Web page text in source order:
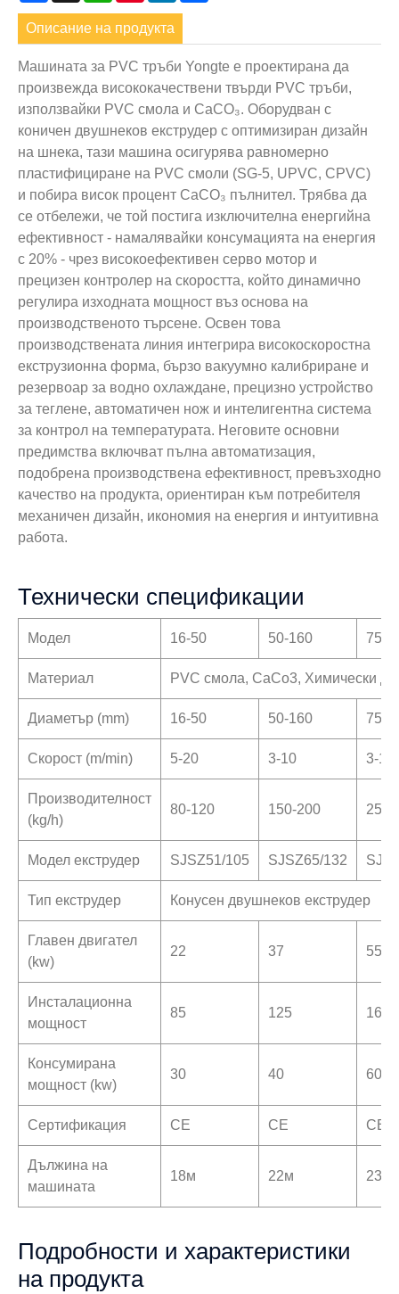
Описание на продукта
Машината за PVC тръби Yongte е проектирана да
произвежда висококачествени твърди PVC тръби,
използвайки PVC смола и CaCO₃. Оборудван с
коничен двушнеков екструдер с оптимизиран дизайн
на шнека, тази машина осигурява равномерно
пластифициране на PVC смоли (SG-5, UPVC, CPVC)
и побира висок процент CaCO₃ пълнител. Трябва да
се отбележи, че той постига изключителна енергийна
ефективност - намалявайки консумацията на енергия
с 20% - чрез високоефективен серво мотор и
прецизен контролер на скоростта, който динамично
регулира изходната мощност въз основа на
производственото търсене. Освен това
производствената линия интегрира високоскоростна
екструзионна форма, бързо вакуумно калибриране и
резервоар за водно охлаждане, прецизно устройство
за теглене, автоматичен нож и интелигентна система
за контрол на температурата. Неговите основни
предимства включват пълна автоматизация,
подобрена производствена ефективност, превъзходно
качество на продукта, ориентиран към потребителя
механичен дизайн, икономия на енергия и интуитивна
работа.
Технически спецификации
Модел 16-50 50-160 75-
Материал PVC смола, CaCo3, Химически
Диаметър (mm) 16-50 50-160 75-
Скорост (m/min) 5-20 3-10 3-10
Производителност
(kg/h)
80-120 150-200 250-
Модел екструдер SJSZ51/105 SJSZ65/132
Тип екструдер Конусен двушнеков екструдер
Главен двигател
(kw)
22 37 55
Инсталационна
мощност
85 125 160
Консумирана
мощност (kw)
30 40 60
Сертификация CE CE CE
Дължина на
машината
18м 22м 23м
Подробности и характеристики
на продукта